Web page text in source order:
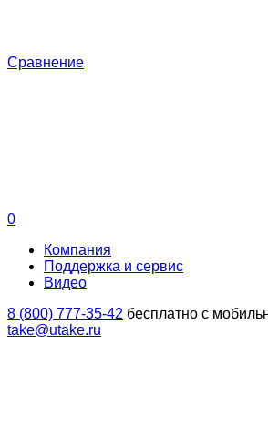
Сравнение
0
Компания
Поддержка и сервис
Видео
8 (800) 777-35-42 бесплатно с
take@utake.ru